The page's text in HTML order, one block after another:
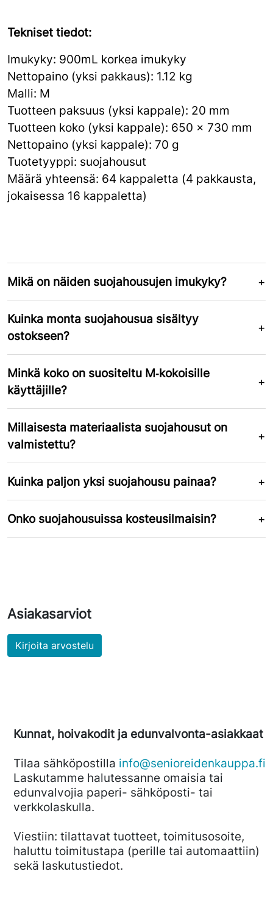
Tekniset tiedot:
Imukyky: 900mL korkea imukyky
Nettopaino (yksi pakkaus): 1.12 kg
Malli: M
Tuotteen paksuus (yksi kappale): 20 mm
Tuotteen koko (yksi kappale): 650 x 730 mm
Nettopaino (yksi kappale): 70 g
Tuotetyyppi: suojahousut
Määrä yhteensä: 64 kappaletta (4 pakkausta,
jokaisessa 16 kappaletta)
Mikä on näiden suojahousujen imukyky?
Kuinka monta suojahousua sisältyy
ostokseen?
Minkä koko on suositeltu M‑kokoisille
käyttäjille?
Millaisesta materiaalista suojahousut on
valmistettu?
Kuinka paljon yksi suojahousu painaa?
Onko suojahousuissa kosteusilmaisin?
Asiakasarviot
Kirjoita arvostelu
Kunnat, hoivakodit ja edunvalvonta-asiakkaat
Tilaa sähköpostilla info@senioreidenkauppa.fi
Laskutamme halutessanne omaisia tai
edunvalvojia paperi- sähköposti- tai
verkkolaskulla.
Viestiin: tilattavat tuotteet, toimitusosoite,
haluttu toimitustapa (perille tai automaattiin)
sekä laskutustiedot.